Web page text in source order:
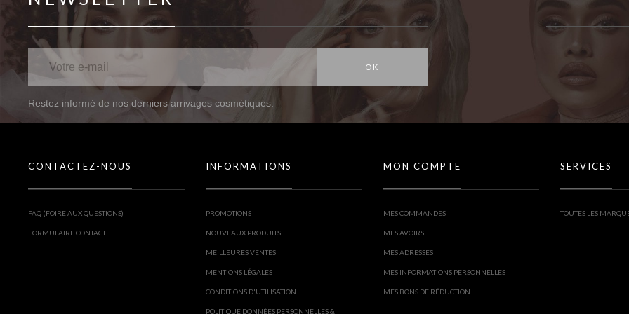
OK
Restez informé de nos derniers arrivages cosmétiques.
CONTACTEZ-NOUS
FAQ (FOIRE AUX QUESTIONS)
FORMULAIRE CONTACT
INFORMATIONS
PROMOTIONS
NOUVEAUX PRODUITS
MEILLEURES VENTES
MENTIONS LÉGALES
CONDITIONS D'UTILISATION
POLITIQUE DONNÉES PERSONNELLES &
MON COMPTE
MES COMMANDES
MES AVOIRS
MES ADRESSES
MES INFORMATIONS PERSONNELLES
MES BONS DE RÉDUCTION
SERVICES
TOUTES LES